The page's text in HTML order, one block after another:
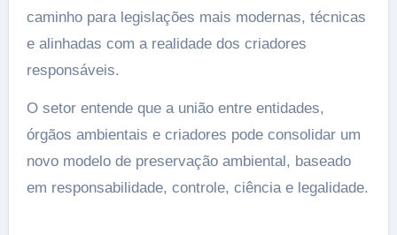
caminho para legislações mais modernas, técnicas
e alinhadas com a realidade dos criadores
responsáveis.
O setor entende que a união entre entidades,
órgãos ambientais e criadores pode consolidar um
novo modelo de preservação ambiental, baseado
em responsabilidade, controle, ciência e legalidade.